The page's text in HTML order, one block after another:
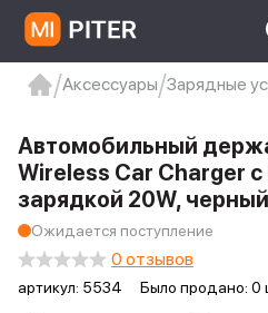
Xiaomi 9 про
xiaomi
Аксессуары Зарядные
Автомобильный
Wireless Car Charger
зарядкой 20W, черный
Ожидается поступление
артикул: 5534 Было продано: 0
0 отзывов